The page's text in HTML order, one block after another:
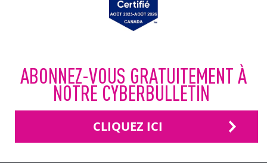
ABONNEZ-VOUS GRATUITEMENT À
NOTRE CYBERBULLETIN
CLIQUEZ ICI